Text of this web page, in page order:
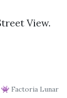
View.
👾 Factoria Lunar